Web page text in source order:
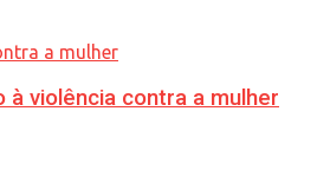
violência contra a mulher